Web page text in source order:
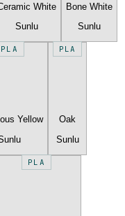
White
Sunlu
Bone White
Sunlu
PLA
Yellow
PLA
Oak
Sunlu
PLA